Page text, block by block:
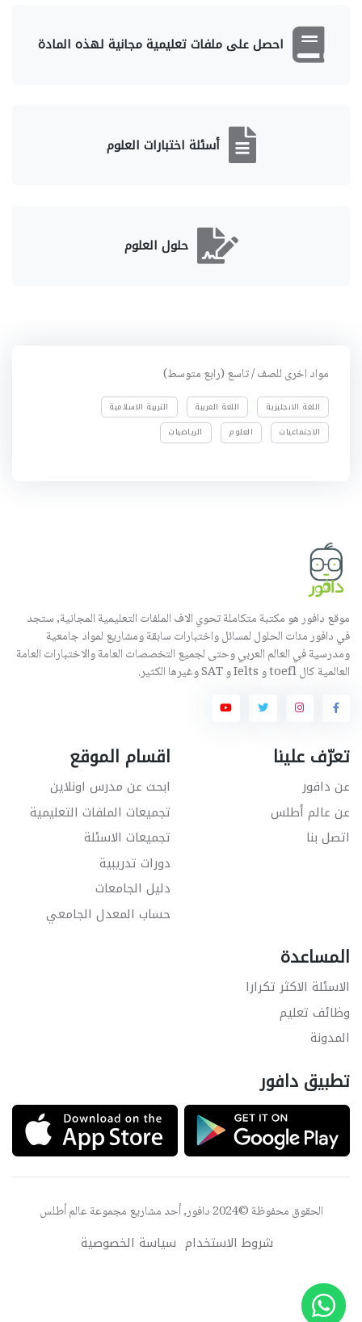
احصل على ملفات تعليمية مجانية لهذه المادة
أسئلة اختبارات العلوم
حلول العلوم
مواد اخرى للصف / تاسع (رابع متوسط)
اللغة الانجليزية اللغة العربية
التربية الاسلامية
الاجتماعيات
العلوم الرياضيات
موقع دافور هو مكتبة متكاملة تحوي الاف الملفات التعليمية المجانية, ستجد
في دافور مئات الحلول لمسائل واختبارات سابقة ومشاريع لمواد جامعية
ومدرسية في العالم العربي وحتى لجميع التخصصات العامة والاختبارات العامة
العالمية كال toefl و Ielts و SAT وغيرها الكثير.
تعرّف علينا
عن دافور
عن عالم أطلس
اتصل بنا
اقسام الموقع
ابحث عن مدرس اونلاين
تجميعات الملفات التعليمية
تجميعات الاسئلة
دورات تدريبية
دليل الجامعات
حساب المعدل الجامعي
المساعدة
الاسئلة الاكثر تكرارا
وظائف تعليم
المدونة
تطبيق دافور
الحقوق محفوظة ©2024 دافور, أحد مشاريع مجموعة عالم أطلس
شروط الاستخدام سياسة الخصوصية